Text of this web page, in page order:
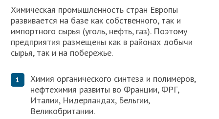
Химическая промышленность стран Европы
развивается на базе как собственного, так и
импортного сырья (уголь, нефть, газ). Поэтому
предприятия размещены как в районах добычи
сырья, так и на побережье.
Химия органического синтеза и полимеров,
нефтехимия развиты во Франции, ФРГ,
Италии, Нидерландах, Бельгии,
Великобритании.